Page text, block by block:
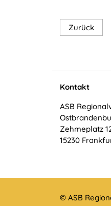
Zurück
Kontakt
ASB
Zehmeplatz
15230
© ASB
Statistik Cookies
Diese Informationen
unsere Besucher
Matomo